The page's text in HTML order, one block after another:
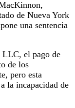
de Nueva York
una sentencia
el pago de
de los
pero esta
la incapacidad de